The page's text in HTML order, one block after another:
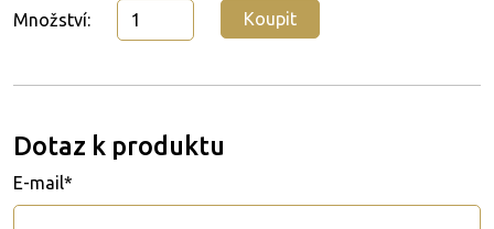
Množství: Koupit
Dotaz k produktu
E-mail*